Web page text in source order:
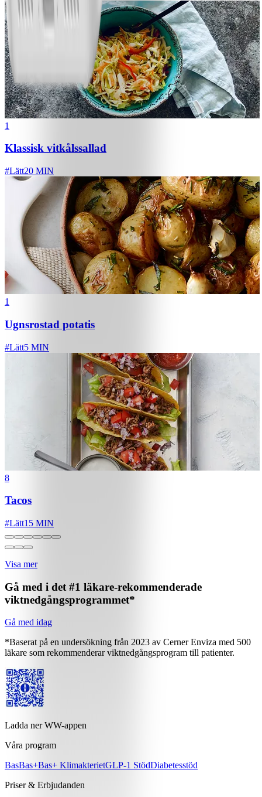
1
Klassisk vitkålssallad
#Lätt20 MIN
1
Ugnsrostad potatis
#Lätt5 MIN
8
Tacos
#Lätt15 MIN
Visa mer
Gå med i det #1 läkare-rekommenderade
viktnedgångsprogrammet*
Gå med idag
*Baserat på en undersökning från 2023 av Cerner Enviza med 500
läkare som rekommenderar viktnedgångsprogram till patienter.
Ladda ner WW-appen
Våra program
BasBas+Bas+ KlimakterietGLP-1 StödDiabetesstöd
Priser & Erbjudanden